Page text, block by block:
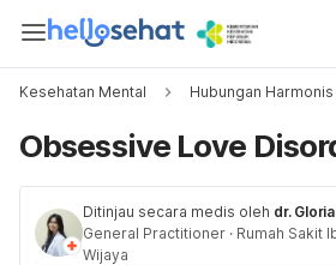
Kesehatan Mental Hubungan Harmonis
Obsessive Love
Ditinjau secara medis oleh dr.
General Practitioner · Rumah Sakit
Wijaya